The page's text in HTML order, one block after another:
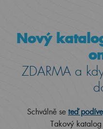
Nový
ZDARMA a
Schválně se teď
Takový katalog